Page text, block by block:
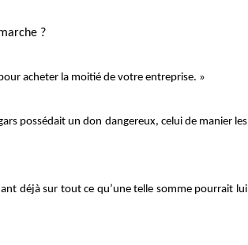
?
acheter la moitié de votre entreprise. »
possédait un don dangereux, celui de manier les
déjà sur tout ce qu’une telle somme pourrait lui